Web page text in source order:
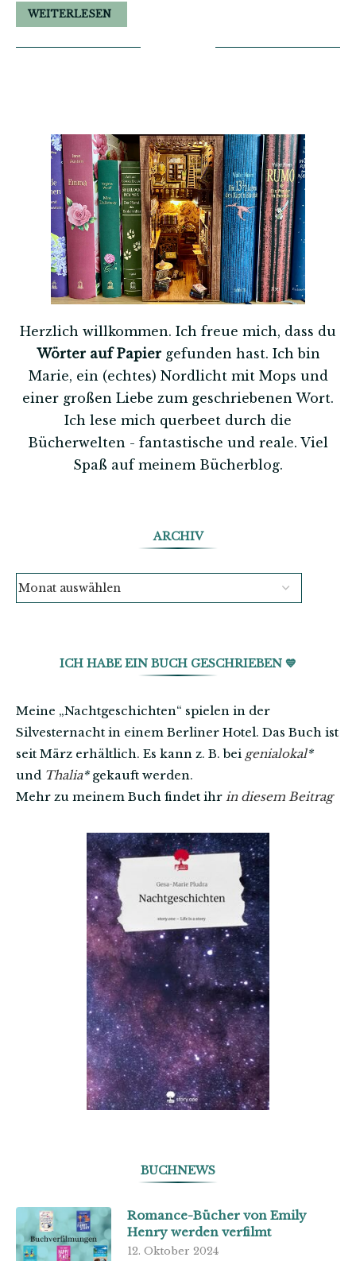
WEITERLESEN
Herzlich willkommen. Ich freue mich, dass du
Wörter auf Papiergefunden hast. Ich bin
Marie, ein (echtes) Nordlicht mit Mops und
einer großen Liebe zum geschriebenen Wort.
Ich lese mich querbeet durch die
Bücherwelten - fantastische und reale. Viel
Spaß auf meinem Bücherblog.
ARCHIV
ICH HABE EIN BUCH GESCHRIEBEN 💙
Meine „Nachtgeschichten“ spielen in der
Silvesternacht in einem Berliner Hotel. Das Buch ist
seit März erhältlich. Es kann z. B. bei genialokal*
und Thalia*gekauft werden.
Mehr zu meinem Buch findet ihr in diesem Beitrag
BUCHNEWS
Romance-Bücher von Emily
Henry werden verfilmt
12. Oktober 2024